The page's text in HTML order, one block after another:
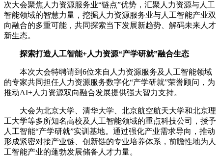
次大会聚焦人力资源服务业“链点”优势，汇聚人力资源与人工
智能领域的智慧力量，挖掘人力资源服务业与人工智能产业双
向融合的多重可能，共同探索当下发展新趋势、解码未来人才
新生态。
探索打造人工智能+人力资源“产学研就”融合生态
本次大会特聘请到6位来自人力资源服务及人工智能领域
的专家共同担任人力资源服务数字化“产学研就”荣誉顾问，为
推动AI+人力资源双向融合发展提供强大智力支持。
大会为北京大学、清华大学、北京航空航天大学和北京理
工大学等多所知名高校及人工智能领域的重点科技公司，授予
人工智能“产学研就”实训基地。通过强化产业需求导向，推动
形成紧密对接产业链、创新链的专业培养体系，前瞻性地为人
工智能产业的蓬勃发展储备人才力量。